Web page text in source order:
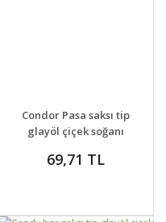
DETAYLAR
VER
Condor Pasa saksı tip
glayöl çiçek soğanı
69,71 TL